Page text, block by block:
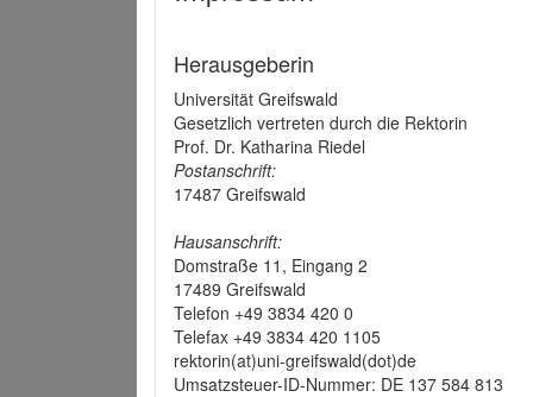
Herausgeberin
Universität Greifswald
Gesetzlich vertreten durch die Rektorin
Prof. Dr. Katharina Riedel
Postanschrift:
17487 Greifswald
Hausanschrift:
Domstraße 11, Eingang 2
17489 Greifswald
Telefon +49 3834 420 0
Telefax +49 3834 420 1105
rektorin(at)uni-greifswald(dot)de
Umsatzsteuer-ID-Nummer: DE 137 584 813